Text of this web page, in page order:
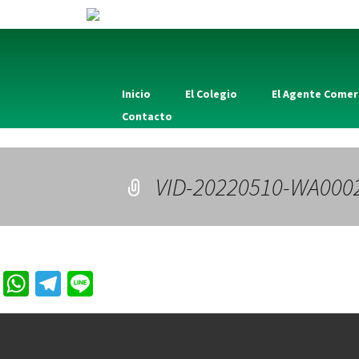
Inicio El Colegio El Agente
Contacto
VID-20220510-
W
h
Te
le n